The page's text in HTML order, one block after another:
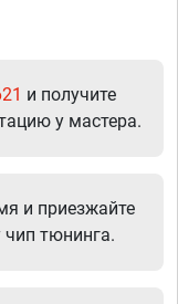
и получите
у мастера.
и приезжайте
чип тюнинга.